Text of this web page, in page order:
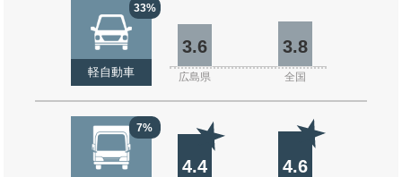
33%
軽自動車
3.6 3.8
広島県 全国
7%
4.4 4.6